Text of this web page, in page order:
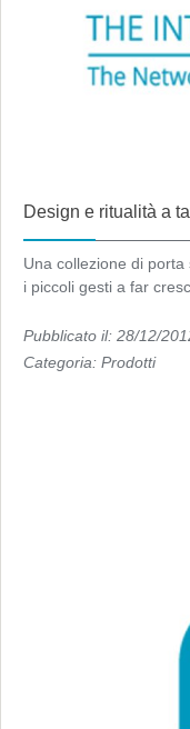
Design e ritualità a
Una collezione di
i piccoli gesti a far
Pubblicato il: 28/12/
Categoria: Prodotti